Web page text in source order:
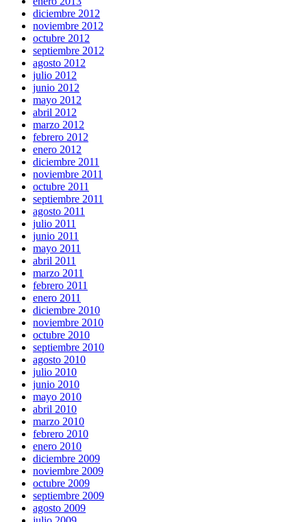
diciembre 2012
noviembre 2012
octubre 2012
septiembre 2012
agosto 2012
julio 2012
junio 2012
mayo 2012
abril 2012
marzo 2012
febrero 2012
enero 2012
diciembre 2011
noviembre 2011
octubre 2011
septiembre 2011
agosto 2011
julio 2011
junio 2011
mayo 2011
abril 2011
marzo 2011
febrero 2011
enero 2011
diciembre 2010
noviembre 2010
octubre 2010
septiembre 2010
agosto 2010
julio 2010
junio 2010
mayo 2010
abril 2010
marzo 2010
febrero 2010
enero 2010
diciembre 2009
noviembre 2009
octubre 2009
septiembre 2009
agosto 2009